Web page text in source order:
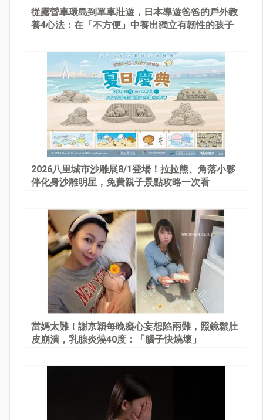
從露營車環島到單車壯遊，日本導遊爸爸的戶外教
養4心法：在「不方便」中養出獨立有韌性的孩子
2026八里城市沙雕展8/1登場！拉拉熊、角落小夥
伴化身沙雕明星，免費親子景點攻略一次看
當媽太難！謝京穎每晚癡心妄想陷兩難，照鏡鬆肚
皮崩潰，乳腺炎燒40度：「腦子快燒壞」